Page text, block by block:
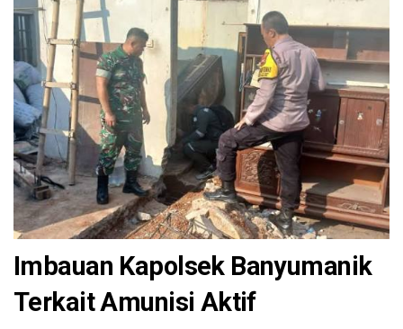
Imbauan Kapolsek Banyumanik
Terkait Amunisi Aktif